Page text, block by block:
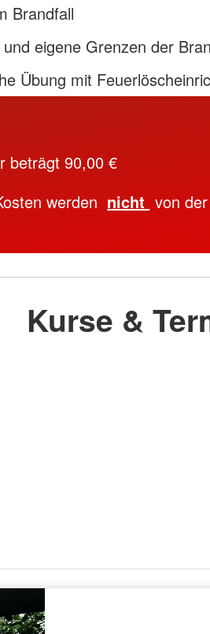
Brandfall
eigene Grenzen der
Übung mit
beträgt 90,00 €
werden nicht von
Kurse &